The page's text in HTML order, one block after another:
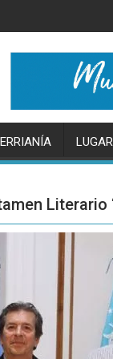
Literario